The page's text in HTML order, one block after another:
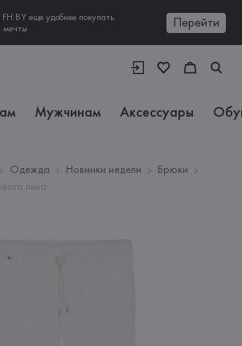
еще удобнее покупать
мечты
Перейти
Мужчинам Аксессуары
Одежда Новинки недели
Брюки
льна